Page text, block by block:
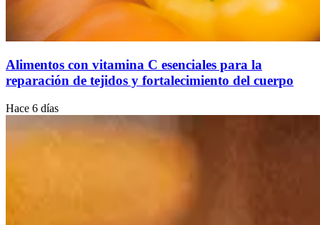
Alimentos con vitamina C esenciales para la
reparación de tejidos y fortalecimiento del cuerpo
Hace 6 días